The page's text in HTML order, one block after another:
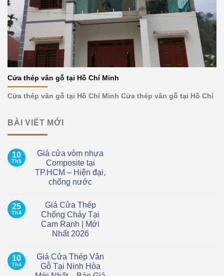
BÀI VIẾT MỚI
10
Th5
Giá cửa vòm nhựa
Composite tại
TP.HCM – Hiện đại,
chống nước
bình
luận
ở
Giá
cửa
vòm
TP.HCM
–
25
Th4
Giá Cửa Thép
Chống Cháy Tại
Cam Ranh | Mới
Nhất 2026
bình
luận
ở
10
Th4
Giá Cửa Thép Vân
Gỗ Tại Ninh Hòa
Cửa thép vân gỗ tại Hồ Chí Minh
Cửa thép vân gỗ tại Hồ Chí Minh Cửa thép vân gỗ tại Hồ Chí